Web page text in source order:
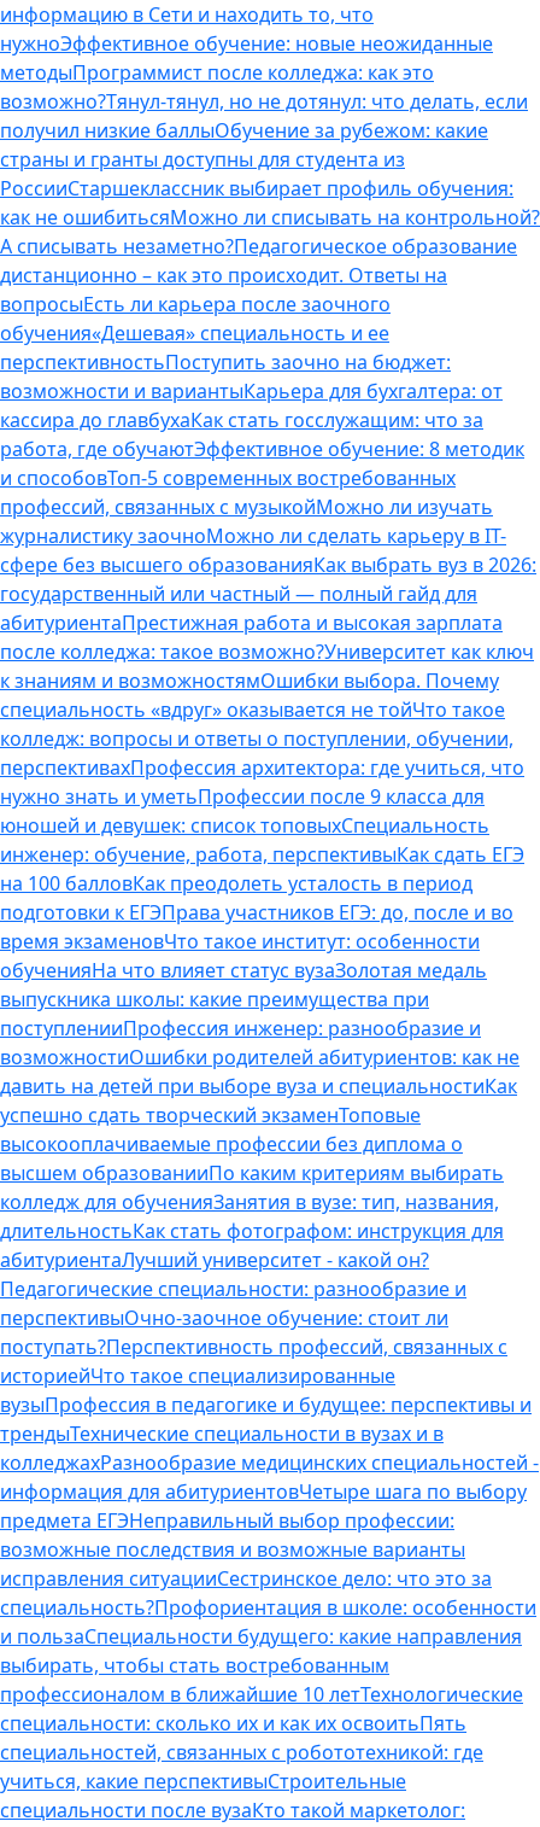
информацию в Сети и находить то, что
нужноЭффективное обучение: новые неожиданные
методыПрограммист после колледжа: как это
возможно?Тянул-тянул, но не дотянул: что делать, если
получил низкие баллыОбучение за рубежом: какие
страны и гранты доступны для студента из
РоссииСтаршеклассник выбирает профиль обучения:
как не ошибитьсяМожно ли списывать на контрольной?
А списывать незаметно?Педагогическое образование
дистанционно – как это происходит. Ответы на
вопросыЕсть ли карьера после заочного
обучения«Дешевая» специальность и ее
перспективностьПоступить заочно на бюджет:
возможности и вариантыКарьера для бухгалтера: от
кассира до главбухаКак стать госслужащим: что за
работа, где обучаютЭффективное обучение: 8 методик
и способовТоп-5 современных востребованных
профессий, связанных с музыкойМожно ли изучать
журналистику заочноМожно ли сделать карьеру в IT-
сфере без высшего образованияКак выбрать вуз в 2026:
государственный или частный — полный гайд для
абитуриентаПрестижная работа и высокая зарплата
после колледжа: такое возможно?Университет как ключ
к знаниям и возможностямОшибки выбора. Почему
специальность «вдруг» оказывается не тойЧто такое
колледж: вопросы и ответы о поступлении, обучении,
перспективахПрофессия архитектора: где учиться, что
нужно знать и уметьПрофессии после 9 класса для
юношей и девушек: список топовыхСпециальность
инженер: обучение, работа, перспективыКак сдать ЕГЭ
на 100 балловКак преодолеть усталость в период
подготовки к ЕГЭПрава участников ЕГЭ: до, после и во
время экзаменовЧто такое институт: особенности
обученияНа что влияет статус вузаЗолотая медаль
выпускника школы: какие преимущества при
поступленииПрофессия инженер: разнообразие и
возможностиОшибки родителей абитуриентов: как не
давить на детей при выборе вуза и специальностиКак
успешно сдать творческий экзаменТоповые
высокооплачиваемые профессии без диплома о
высшем образованииПо каким критериям выбирать
колледж для обученияЗанятия в вузе: тип, названия,
длительностьКак стать фотографом: инструкция для
абитуриентаЛучший университет - какой он?
Педагогические специальности: разнообразие и
перспективыОчно-заочное обучение: стоит ли
поступать?Перспективность профессий, связанных с
историейЧто такое специализированные
вузыПрофессия в педагогике и будущее: перспективы и
трендыТехнические специальности в вузах и в
колледжахРазнообразие медицинских специальностей -
информация для абитуриентовЧетыре шага по выбору
предмета ЕГЭНеправильный выбор профессии:
возможные последствия и возможные варианты
исправления ситуацииСестринское дело: что это за
специальность?Профориентация в школе: особенности
и пользаСпециальности будущего: какие направления
выбирать, чтобы стать востребованным
профессионалом в ближайшие 10 летТехнологические
специальности: сколько их и как их освоитьПять
специальностей, связанных с робототехникой: где
учиться, какие перспективыСтроительные
специальности после вузаКто такой маркетолог: